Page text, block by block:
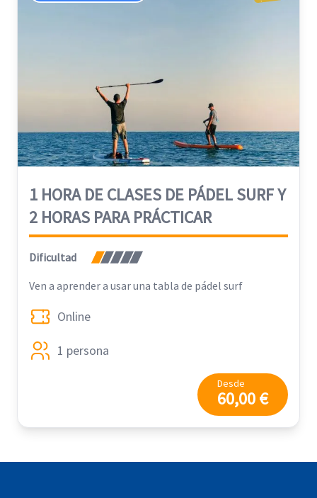
1 HORA DE CLASES DE PÁDEL SURF Y
2 HORAS PARA PRÁCTICAR
Dificultad
Ven a aprender a usar una tabla de pádel surf
Online
1 persona
Desde
60,00 €